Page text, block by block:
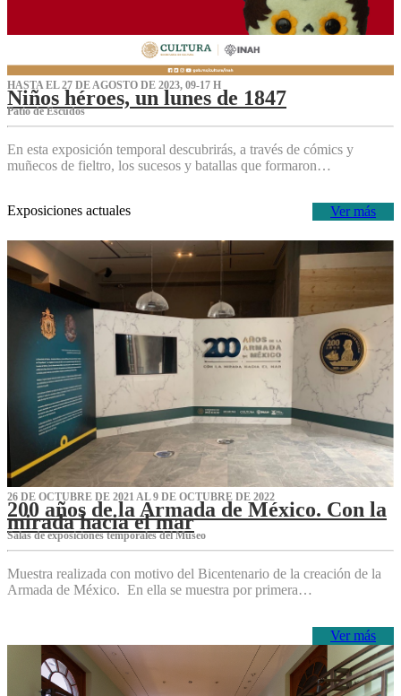
HASTA EL 27 DE AGOSTO DE 2023, 09-17 H
Niños héroes, un lunes de 1847
Patio de Escudos
En esta exposición temporal descubrirás, a través de cómics y
muñecos de fieltro, los sucesos y batallas que formaron…
Ver más
Exposiciones actuales
26 DE OCTUBRE DE 2021 AL 9 DE OCTUBRE DE 2022
200 años de la Armada de México. Con la
mirada hacia el mar
Salas de exposiciones temporales del Museo‌
Muestra realizada con motivo del Bicentenario de la creación de la
Armada de México. En ella se muestra por primera…
Ver más